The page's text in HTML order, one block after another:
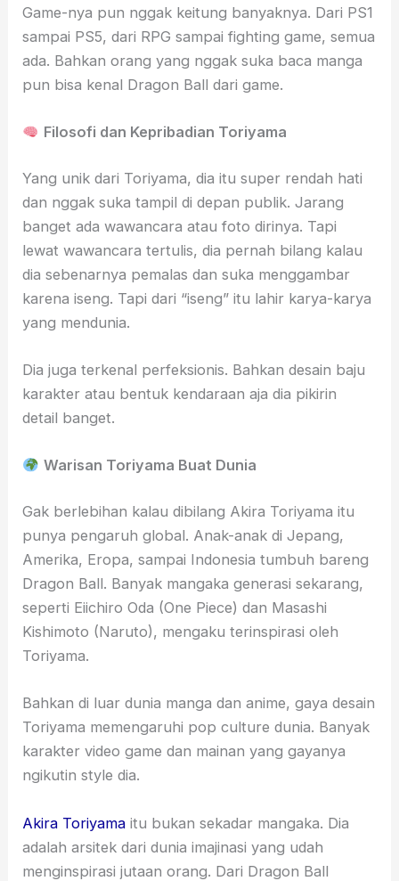
Game-nya pun nggak keitung banyaknya. Dari PS1
sampai PS5, dari RPG sampai fighting game, semua
ada. Bahkan orang yang nggak suka baca manga
pun bisa kenal Dragon Ball dari game.
Filosofi dan Kepribadian Toriyama
Yang unik dari Toriyama, dia itu super rendah hati
dan nggak suka tampil di depan publik. Jarang
banget ada wawancara atau foto dirinya. Tapi
lewat wawancara tertulis, dia pernah bilang kalau
dia sebenarnya pemalas dan suka menggambar
karena iseng. Tapi dari “iseng” itu lahir karya-karya
yang mendunia.
Dia juga terkenal perfeksionis. Bahkan desain baju
karakter atau bentuk kendaraan aja dia pikirin
detail banget.
Warisan Toriyama Buat Dunia
Gak berlebihan kalau dibilang Akira Toriyama itu
punya pengaruh global. Anak-anak di Jepang,
Amerika, Eropa, sampai Indonesia tumbuh bareng
Dragon Ball. Banyak mangaka generasi sekarang,
seperti Eiichiro Oda (One Piece) dan Masashi
Kishimoto (Naruto), mengaku terinspirasi oleh
Toriyama.
Bahkan di luar dunia manga dan anime, gaya desain
Toriyama memengaruhi pop culture dunia. Banyak
karakter video game dan mainan yang gayanya
ngikutin style dia.
Akira Toriyama itu bukan sekadar mangaka. Dia
adalah arsitek dari dunia imajinasi yang udah
menginspirasi jutaan orang. Dari Dragon Ball